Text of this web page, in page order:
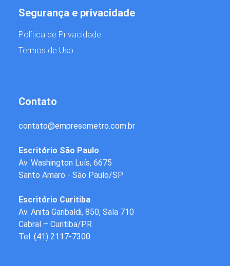
Contato
contato@empresometro.com.br
Escritório São Paulo
Av. Washington Luís, 6675
Santo Amaro - São Paulo/SP
Escritório Curitiba
Av. Anita Garibaldi, 850, Sala 710
Cabral – Curitiba/PR
Tel. (41) 2117-7300
Segurança e privacidade
Política de Privacidade
Termos de Uso